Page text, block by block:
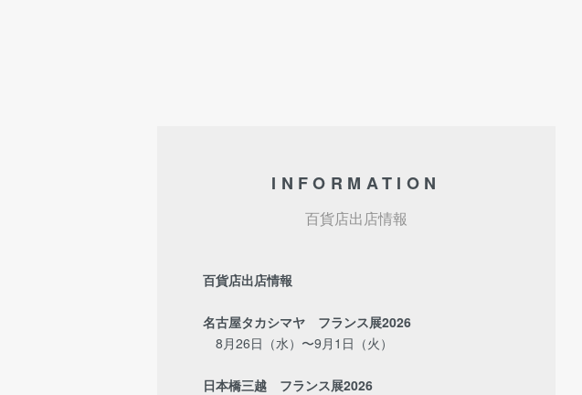
INFORMATION
百貨店出店情報
百貨店出店情報
名古屋タカシマヤ フランス展2026
8月26日（水）〜9月1日（火）
日本橋三越 フランス展2026